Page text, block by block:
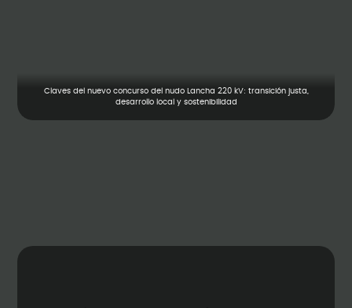
Claves del nuevo concurso del nudo Lancha 220 kV: transición justa,
desarrollo local y sostenibilidad